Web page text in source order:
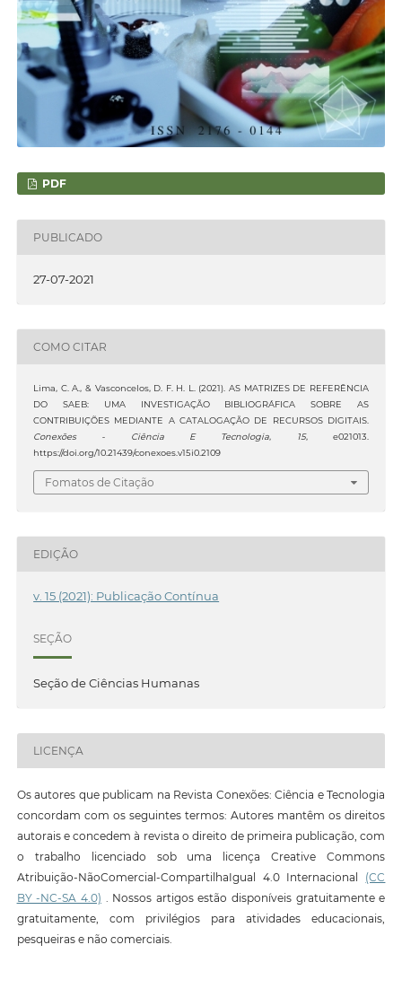
PDF
PUBLICADO
27-07-2021
COMO CITAR
Lima, C. A., & Vasconcelos, D. F. H. L. (2021). AS MATRIZES DE REFERÊNCIA
DO SAEB: UMA INVESTIGAÇÃO BIBLIOGRÁFICA SOBRE AS
CONTRIBUIÇÕES MEDIANTE A CATALOGAÇÃO DE RECURSOS DIGITAIS.
Conexões - Ciência E Tecnologia, 15, e021013.
https://doi.org/10.21439/conexoes.v15i0.2109
Fomatos de Citação
EDIÇÃO
v. 15 (2021): Publicação Contínua
SEÇÃO
Seção de Ciências Humanas
LICENÇA
Os autores que publicam na Revista Conexões: Ciência e Tecnologia
concordam com os seguintes termos: Autores mantêm os direitos
autorais e concedem à revista o direito de primeira publicação, com
o trabalho licenciado sob uma licença Creative Commons
Atribuição-NãoComercial-CompartilhaIgual 4.0 Internacional (CC
BY -NC-SA 4.0) . Nossos artigos estão disponíveis gratuitamente e
gratuitamente, com privilégios para atividades educacionais,
pesqueiras e não comerciais.